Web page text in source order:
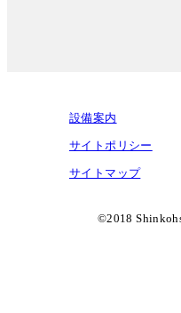
設備案内
サイトポリシー
サイトマップ
©︎2018